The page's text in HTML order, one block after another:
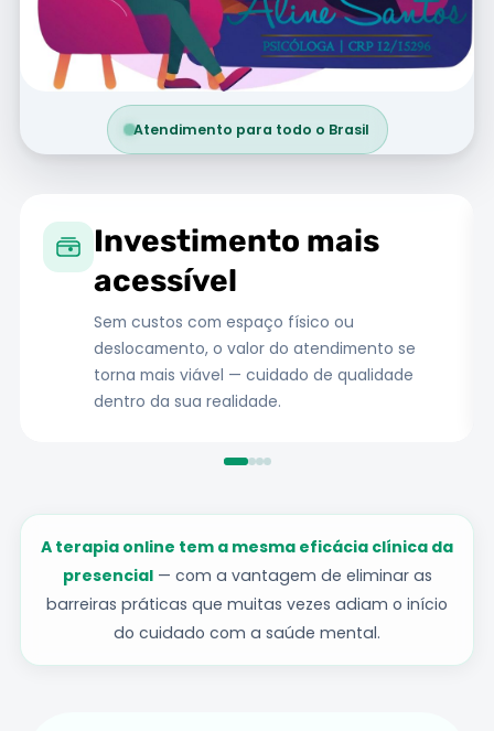
Atendimento para todo o Brasil
Investimento mais
acessível
Sem custos com espaço físico ou
deslocamento, o valor do atendimento se
torna mais viável — cuidado de qualidade
dentro da sua realidade.
A terapia online tem a mesma eficácia clínica da
presencial— com a vantagem de eliminar as
barreiras práticas que muitas vezes adiam o início
do cuidado com a saúde mental.